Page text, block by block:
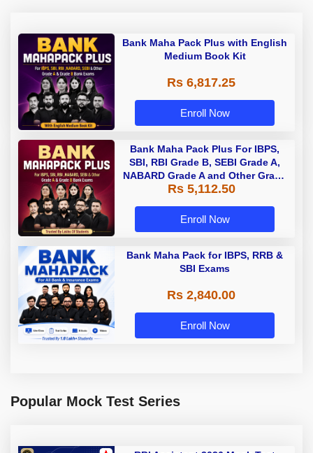
Bank Maha Pack Plus with English
Medium Book Kit
Rs 6,817.25
Enroll Now
Bank Maha Pack Plus For IBPS,
SBI, RBI Grade B, SEBI Grade A,
NABARD Grade A and Other Grade
A & Grade B Bank Exams
Rs 5,112.50
Enroll Now
Bank Maha Pack for IBPS, RRB &
SBI Exams
Rs 2,840.00
Enroll Now
Popular Mock Test Series